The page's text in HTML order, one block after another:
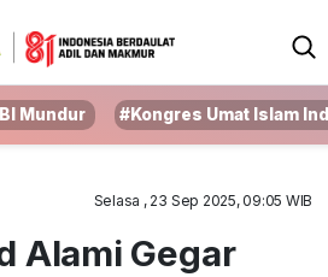
Mundur #Kongres Umat Islam
Selasa , 23 Sep 2025, 09:05 WIB
Alami Gegar